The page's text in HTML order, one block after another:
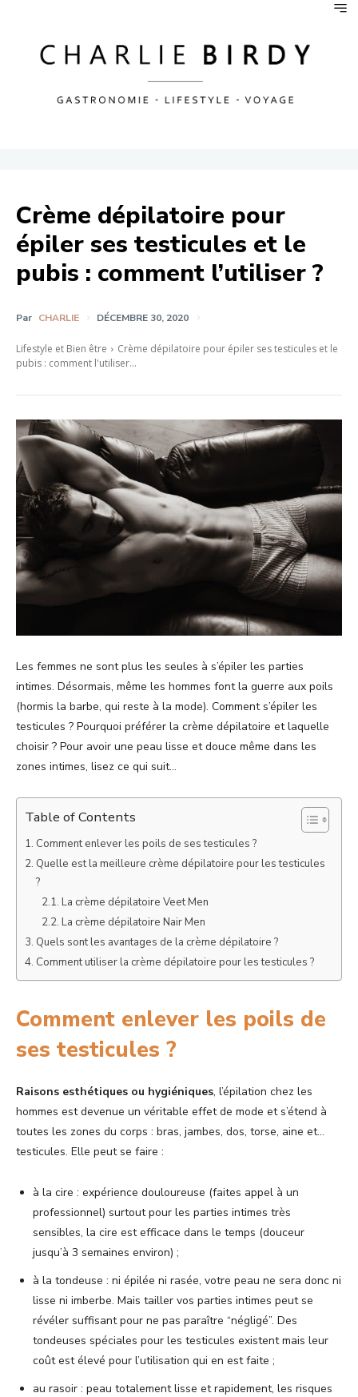
Crème dépilatoire pour
épiler ses testicules et le
pubis : comment l’utiliser ?
Par CHARLIE DÉCEMBRE 30, 2020
Lifestyle et Bien être
Crème dépilatoire pour épiler ses testicules et le
pubis : comment l'utiliser...
Les femmes ne sont plus les seules à s’épiler les parties
intimes. Désormais, même les hommes font la guerre aux poils
(hormis la barbe, qui reste à la mode). Comment s’épiler les
testicules ? Pourquoi préférer la crème dépilatoire et laquelle
choisir ? Pour avoir une peau lisse et douce même dans les
zones intimes, lisez ce qui suit…
Table of Contents
Comment enlever les poils de ses testicules ?
Quelle est la meilleure crème dépilatoire pour les testicules
?
La crème dépilatoire Veet Men
La crème dépilatoire Nair Men
Quels sont les avantages de la crème dépilatoire ?
Comment utiliser la crème dépilatoire pour les testicules ?
Comment enlever les poils de
ses testicules ?
Raisons esthétiques ou hygiéniques, l’épilation chez les
hommes est devenue un véritable effet de mode et s’étend à
toutes les zones du corps : bras, jambes, dos, torse, aine et…
testicules. Elle peut se faire :
à la cire : expérience douloureuse (faites appel à un
professionnel) surtout pour les parties intimes très
sensibles, la cire est efficace dans le temps (douceur
jusqu’à 3 semaines environ) ;
à la tondeuse : ni épilée ni rasée, votre peau ne sera donc ni
lisse ni imberbe. Mais tailler vos parties intimes peut se
révéler suffisant pour ne pas paraître “négligé”. Des
tondeuses spéciales pour les testicules existent mais leur
coût est élevé pour l’utilisation qui en est faite ;
au rasoir : peau totalement lisse et rapidement, les risques